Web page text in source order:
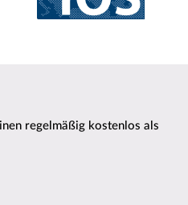
regelmäßig kostenlos als